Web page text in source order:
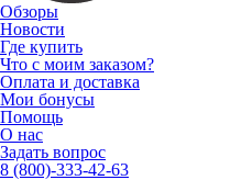
Обзоры
Новости
Где купить
Что с моим заказом?
Оплата и доставка
Мои бонусы
Помощь
О нас
Задать вопрос
8 (800)-333-42-63